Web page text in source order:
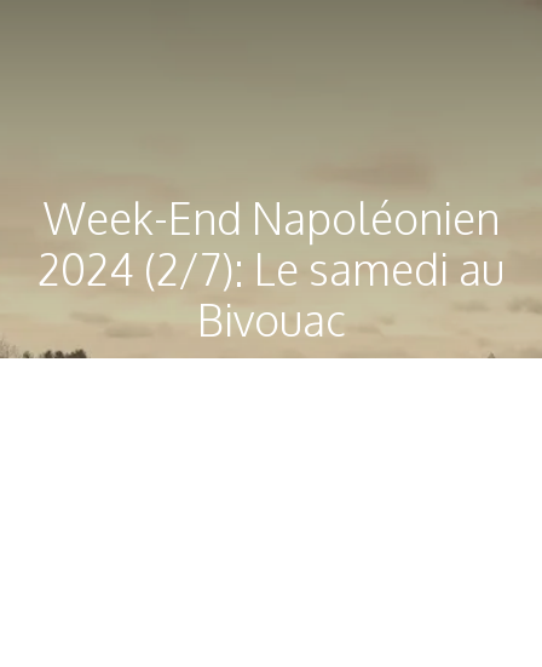
Week-End Napoléonien
2024 (2/7): Le samedi au
Bivouac